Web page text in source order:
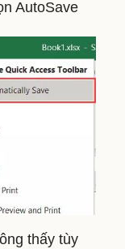
AutoSave
thấy tùy